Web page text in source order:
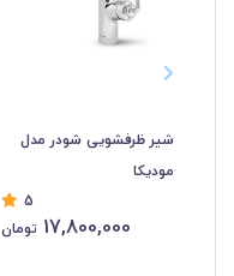
شیر ظرفشویی شودر مدل
مودیکا
5
17,800,000 تومان